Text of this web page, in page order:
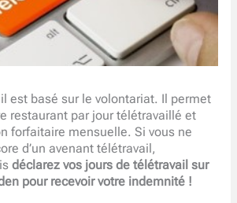
est basé sur le volontariat. Il permet
restaurant par jour télétravaillé et
forfaitaire mensuelle. Si vous ne
d’un avenant télétravail,
déclarez vos jours de télétravail sur
pour recevoir votre indemnité !